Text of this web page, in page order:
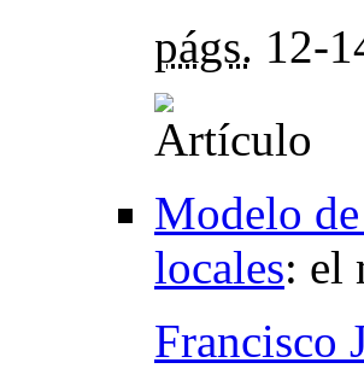
págs. 12-
Modelo
locales: el
Francisco